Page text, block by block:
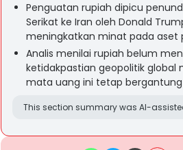
Penguatan rupiah dipicu
Serikat ke Iran oleh Donald
meningkatkan minat pada aset
Analis menilai rupiah belum
ketidakpastian geopolitik
mata uang ini tetap
This section summary was AI-